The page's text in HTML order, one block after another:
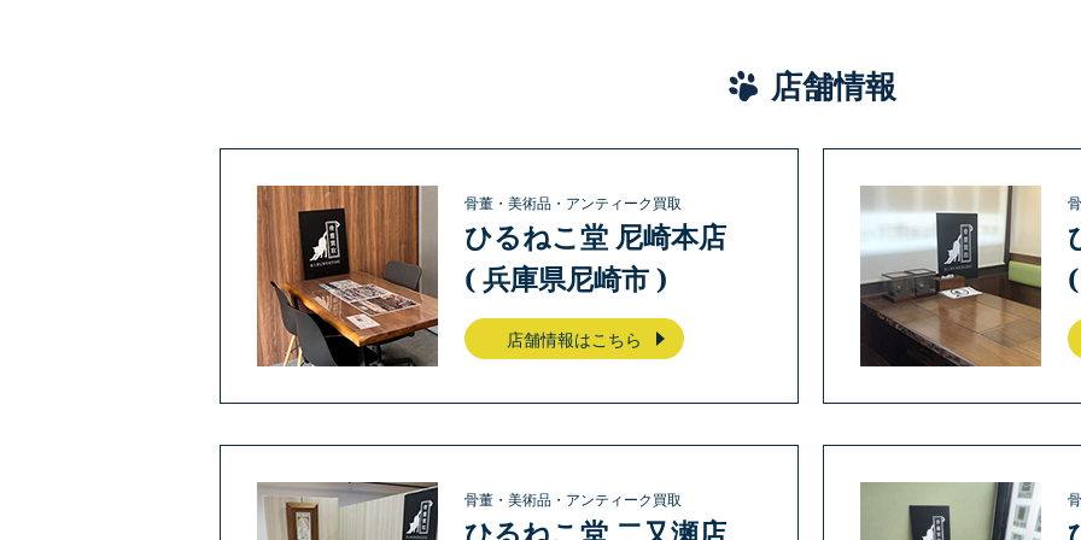
店舗情報
骨董・美術品・アンティーク買取
ひるねこ堂 尼崎本店
( 兵庫県尼崎市 )
店舗情報はこちら
骨董・美術品・アンティーク買取